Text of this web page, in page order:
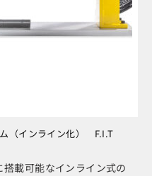
（インライン化） F.I.T
搭載可能なインライン式の